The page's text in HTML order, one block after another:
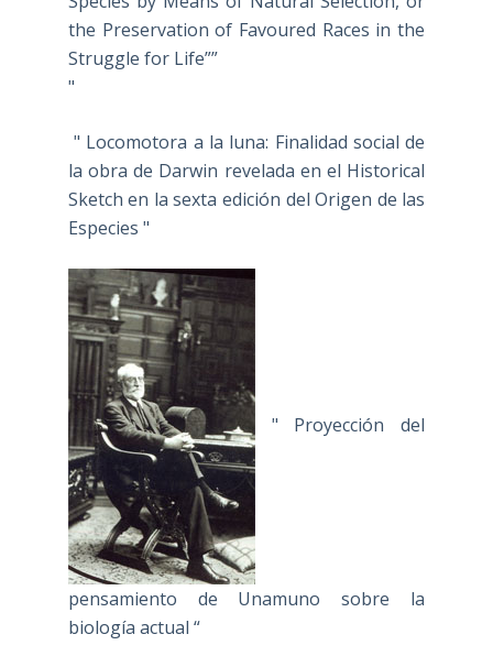
the Preservation of Favoured Races in the
Struggle for Life””
"
" Locomotora a la luna: Finalidad social de
la obra de Darwin revelada en el Historical
Sketch en la sexta edición del Origen de las
Especies "
" Proyección del
pensamiento de Unamuno sobre la
biología actual “